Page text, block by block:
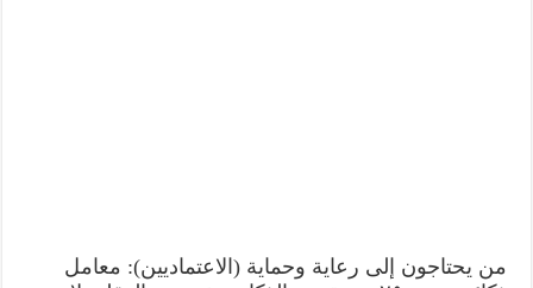
من يحتاجون إلى رعاية وحماية (الاعتماديين): معامل